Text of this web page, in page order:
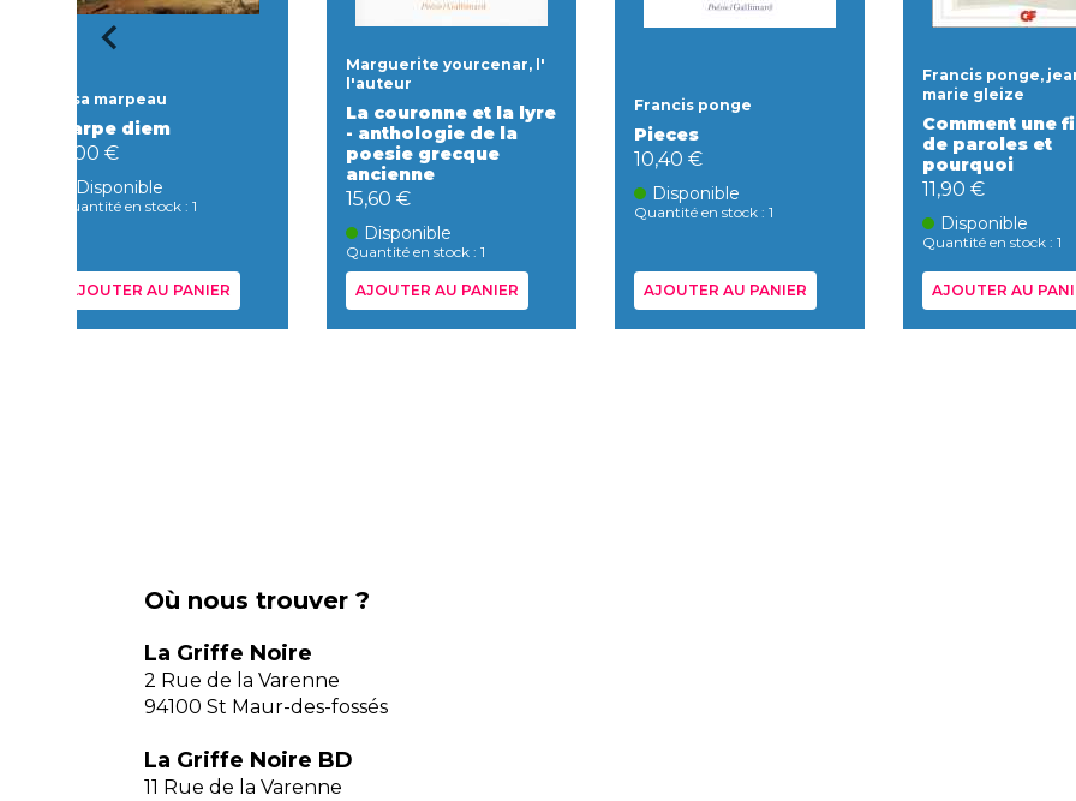
Elsa marpeau
Carpe diem
2,00 €
Disponible
Quantité en stock : 1
AJOUTER AU PANIER
Marguerite yourcenar, l'
l'auteur
La couronne et la lyre
- anthologie de la
poesie grecque
ancienne
15,60 €
Disponible
Quantité en stock : 1
AJOUTER AU PANIER
Francis ponge
Pieces
10,40 €
Disponible
Quantité en stock : 1
AJOUTER AU PANIER
Francis ponge,
marie gleize
Comment une
de paroles et
pourquoi
11,90 €
Disponible
Quantité en stock : 1
AJOUTER AU
Où nous trouver ?
La Griffe Noire
2 Rue de la Varenne
94100 St Maur-des-fossés
La Griffe Noire BD
11 Rue de la Varenne